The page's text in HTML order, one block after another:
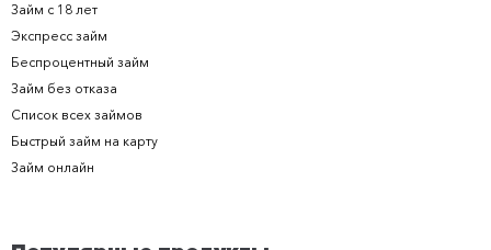
Займ с 18 лет
Экспресс займ
Беспроцентный займ
Займ без отказа
Список всех займов
Быстрый займ на карту
Займ онлайн